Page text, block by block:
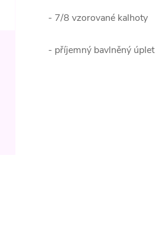
- 7/8 vzorované kalhoty
- příjemný bavlněný úplet